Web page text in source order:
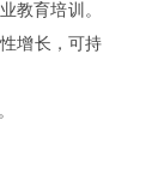
教育培训。
增长，可持